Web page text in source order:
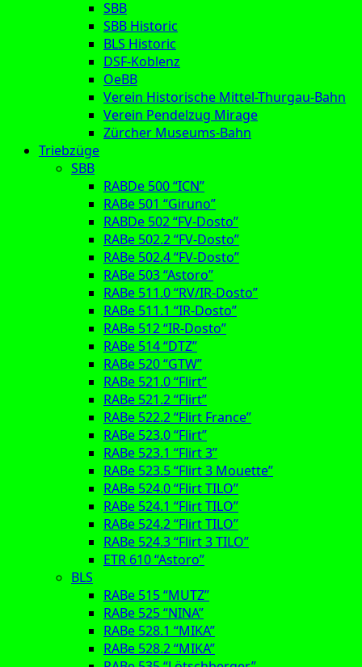
SBB
SBB Historic
BLS Historic
DSF-Koblenz
OeBB
Verein Historische Mittel-Thurgau-Bahn
Verein Pendelzug Mirage
Zürcher Museums-Bahn
Triebzüge
SBB
RABDe 500 “ICN”
RABe 501 “Giruno”
RABDe 502 “FV-Dosto”
RABe 502.2 “FV-Dosto”
RABe 502.4 “FV-Dosto”
RABe 503 “Astoro”
RABe 511.0 “RV/IR-Dosto”
RABe 511.1 “IR-Dosto”
RABe 512 “IR-Dosto”
RABe 514 “DTZ”
RABe 520 “GTW”
RABe 521.0 “Flirt”
RABe 521.2 “Flirt”
RABe 522.2 “Flirt France”
RABe 523.0 “Flirt”
RABe 523.1 “Flirt 3”
RABe 523.5 “Flirt 3 Mouette”
RABe 524.0 “Flirt TILO”
RABe 524.1 “Flirt TILO”
RABe 524.2 “Flirt TILO”
RABe 524.3 “Flirt 3 TILO”
ETR 610 “Astoro”
BLS
RABe 515 “MUTZ”
RABe 525 “NINA”
RABe 528.1 “MIKA”
RABe 528.2 “MIKA”